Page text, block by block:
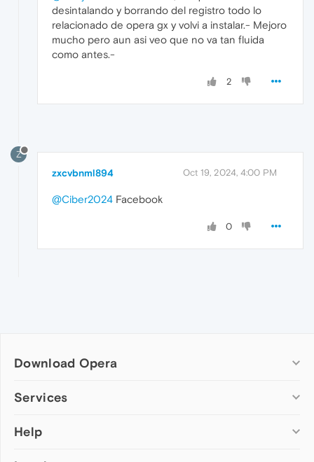
desintalando y borrando del registro todo lo
relacionado de opera gx y volvi a instalar.- Mejoro
mucho pero aun asi veo que no va tan fluida
como antes.-
2
Z
zxcvbnml894 Oct 19, 2024, 4:00 PM
@Ciber2024 Facebook
0
Download Opera
Computer browsers
Opera for Mac
Services
Add-ons
Help